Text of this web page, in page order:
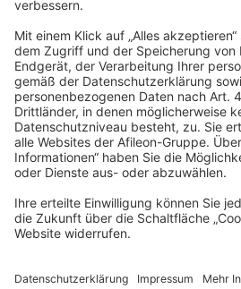
Impressum
Datenschutz
Barrierefreiheitserklärung
Gläubiger- Informations-System
Cookies